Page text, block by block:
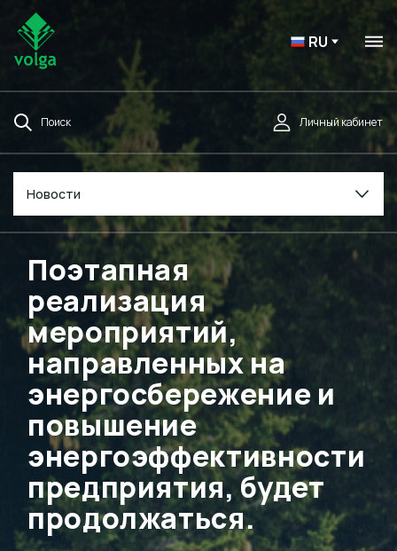
RU
Поиск Личный кабинет
Новости
Поэтапная
реализация
мероприятий,
направленных на
энергосбережение и
повышение
энергоэффективности
предприятия, будет
продолжаться.